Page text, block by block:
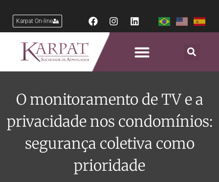
Karpat On-line
O monitoramento de TV e a
privacidade nos condomínios:
segurança coletiva como
prioridade